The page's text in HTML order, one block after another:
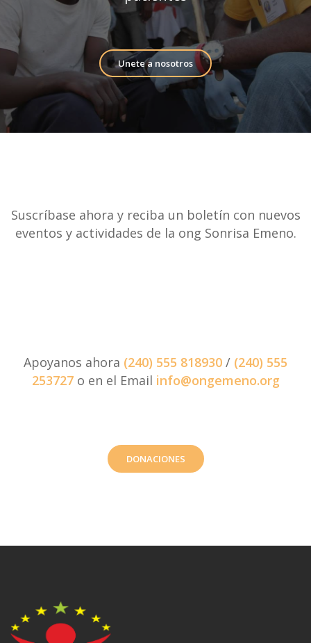
Unete a nosotros
Suscríbase ahora y reciba un boletín con nuevos
eventos y actividades de la ong Sonrisa Emeno.
Apoyanos ahora (240) 555 818930 / (240) 555
253727o en el Email info@ongemeno.org
DONACIONES